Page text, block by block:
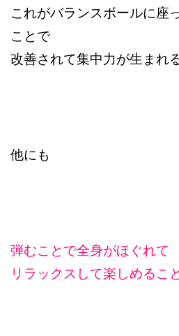
これがバランスボールに座
ことで
改善されて集中力が生まれ
他にも
弾むことで全身がほぐれて
リラックスして楽しめること